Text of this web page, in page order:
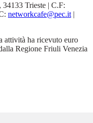
Trieste | C.F:
networkcafe@pec.it |
attività ha ricevuto euro
Regione Friuli Venezia